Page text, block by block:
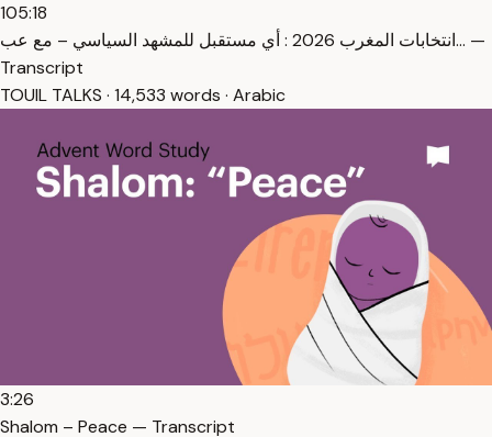
105:18
انتخابات المغرب 2026 : أي مستقبل للمشهد السياسي – مع عب… —
Transcript
TOUIL TALKS · 14,533 words · Arabic
3:26
Shalom – Peace — Transcript